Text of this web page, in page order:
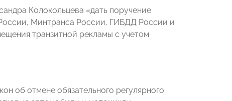
Колокольцева «дать поручение
Минтранса России, ГИБДД России и
транзитной рекламы с учетом
об отмене обязательного регулярного